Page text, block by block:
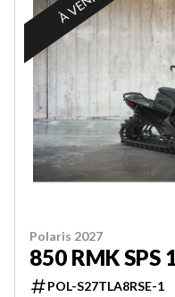
Polaris 2027
850 RMK SPS
POL-S27TLA8RSE-1